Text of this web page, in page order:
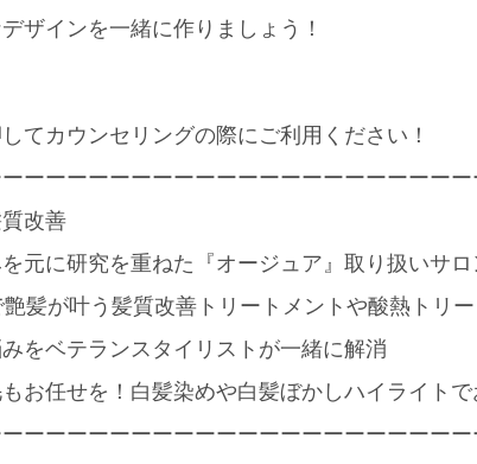
ザインを一緒に作りましょう！
てカウンセリングの際にご利用ください！
ーーーーーーーーーーーーーーーーーーーーー
改善
元に研究を重ねた『オージュア』取り扱いサロ
髪が叶う髪質改善トリートメントや酸熱トリ
をベテランスタイリストが一緒に解消
お任せを！白髪染めや白髪ぼかしハイライト
ーーーーーーーーーーーーーーーーーーーーー